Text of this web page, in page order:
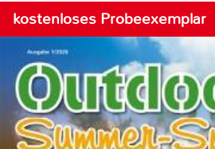
kostenloses Probeexemplar